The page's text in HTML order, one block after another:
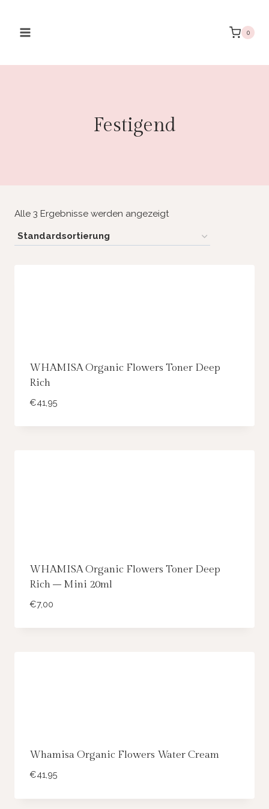
springen
0
Festigend
Alle 3 Ergebnisse werden angezeigt
WHAMISA Organic Flowers Toner Deep
Rich
€41,95
WHAMISA Organic Flowers Toner Deep
Rich – Mini 20ml
€7,00
Whamisa Organic Flowers Water Cream
€41,95